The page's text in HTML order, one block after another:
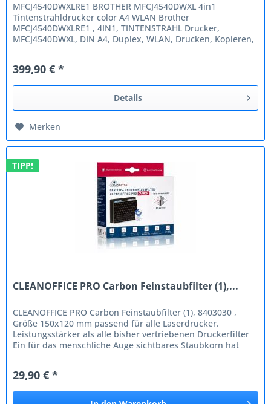
MFCJ4540DWXLRE1 BROTHER MFCJ4540DWXL 4in1
Tintenstrahldrucker color A4 WLAN Brother
MFCJ4540DWXLRE1 , 4IN1, TINTENSTRAHL Drucker,
MFCJ4540DWXL, DIN A4, Duplex, WLAN, Drucken, Kopieren,
399,90 € *
Details
Merken
TIPP!
CLEANOFFICE PRO Carbon Feinstaubfilter (1),...
CLEANOFFICE PRO Carbon Feinstaubfilter (1), 8403030 ,
Größe 150x120 mm passend für alle Laserdrucker.
Leistungsstärker als alle bisher vertriebenen Druckerfilter
Ein für das menschliche Auge sichtbares Staubkorn hat
29,90 € *